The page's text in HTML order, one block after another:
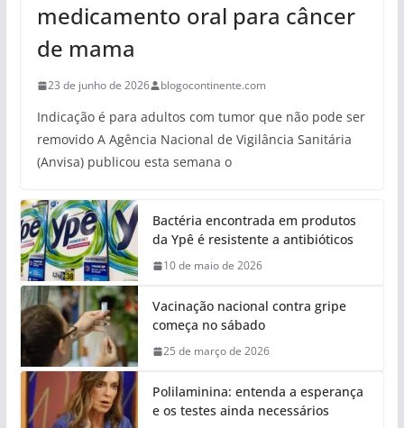
medicamento oral para câncer
de mama
23 de junho de 2026 blogocontinente.com
Indicação é para adultos com tumor que não pode ser
removido A Agência Nacional de Vigilância Sanitária
(Anvisa) publicou esta semana o
Bactéria encontrada em produtos
da Ypê é resistente a antibióticos
10 de maio de 2026
Vacinação nacional contra gripe
começa no sábado
25 de março de 2026
Polilaminina: entenda a esperança
e os testes ainda necessários